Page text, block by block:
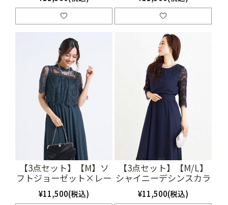
【3点セット】【M】ソ
フトジョーゼット×レー
スドレス（ネイビー）
SET3435
¥11,500(税込)
【3点セット】【M/L】
シャイニーデシンスカラ
ップレースドレス（ネイ
ビー）(SET3198)
¥11,500(税込)